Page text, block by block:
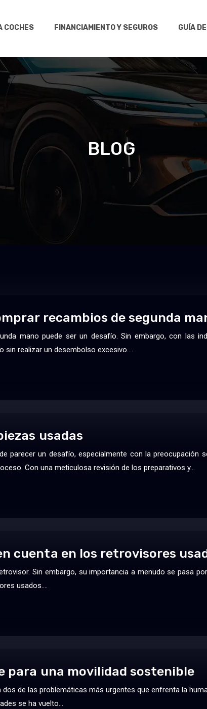
COCHES FINANCIAMIENTO Y SEGUROS GUÍA
BLOG
recambios de segunda
mano puede ser un desafío. Sin embargo, con las
sin realizar un desembolso excesivo….
usadas
parecer un desafío, especialmente con la preocupación
Con una meticulosa revisión de los preparativos y…
cuenta en los retrovisores
Sin embargo, su importancia a menudo se pasa
usados….
para una movilidad sostenible
de las problemáticas más urgentes que enfrenta la
se ha vuelto…